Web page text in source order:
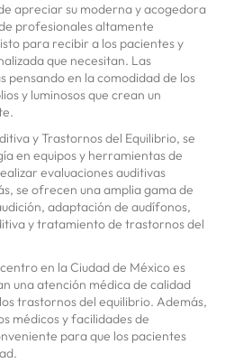
apreciar su moderna y acogedora
profesionales altamente
para recibir a los pacientes y
que necesitan. Las
pensando en la comodidad de los
y luminosos que crean un
y Trastornos del Equilibrio, se
en equipos y herramientas de
evaluaciones auditivas
se ofrecen una amplia gama de
adaptación de audífonos,
y tratamiento de trastornos del
en la Ciudad de México es
una atención médica de calidad
trastornos del equilibrio. Además,
médicos y facilidades de
para que los pacientes